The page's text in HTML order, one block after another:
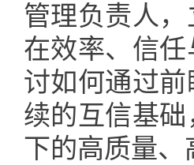
管理负责人
在效率、信
讨如何通过
续的互信基
下的高质量、